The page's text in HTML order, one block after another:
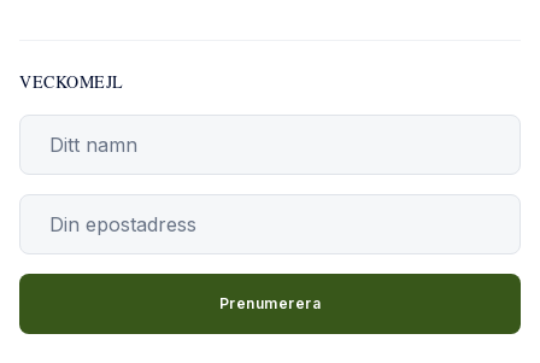
VECKOMEJL
Prenumerera